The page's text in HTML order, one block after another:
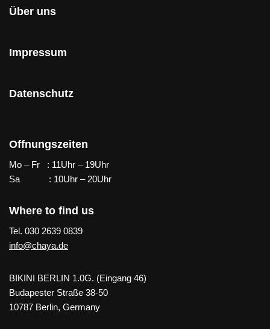
Über uns
Impressum
Datenschutz
Offnungszeiten
Mo – Fr : 11Uhr – 19Uhr
Sa : 10Uhr – 20Uhr
Where to find us
Tel. 030 2639 0839
info@chaya.de
BIKINI BERLIN 1.0G. (Eingang 46)
Budapester Straße 38-50
10787 Berlin, Germany